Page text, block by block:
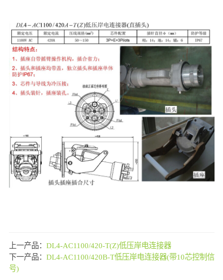
上一产品： DL4-AC1100/420-T(Z)低压岸电连接器
下一产品： DL4-AC1100/420B-T低压岸电连接器(带10芯控制信
号)